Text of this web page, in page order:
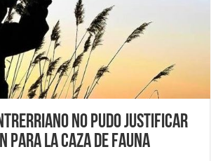
no pudo justificar
para la caza de fauna